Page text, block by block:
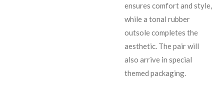
ensures comfort and style,
while a tonal rubber
outsole completes the
aesthetic. The pair will
also arrive in special
themed packaging.